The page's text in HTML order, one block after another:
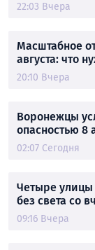
22:03 Вчера
Масштабное
августа: что
20:10 Вчера
Воронежцы
опасностью 8
02:07 Сегодня
Четыре улицы
без света со
09:16 Вчера